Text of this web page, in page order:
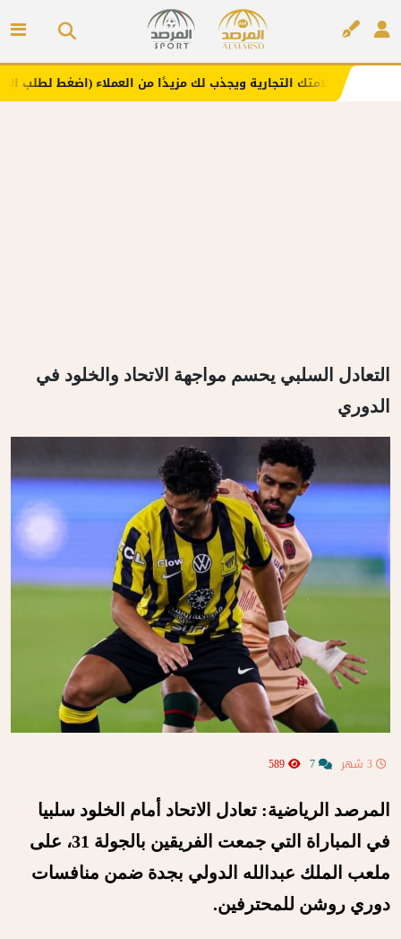
التجارية ويجذب لك مزيدًا من العملاء (اضغط لطلب الإعلان)
التعادل السلبي يحسم مواجهة الاتحاد والخلود في
الدوري
المرصد الرياضية: تعادل الاتحاد أمام الخلود سلبيا
في المباراة التي جمعت الفريقين بالجولة 31، على
ملعب الملك عبدالله الدولي بجدة ضمن منافسات
دوري روشن للمحترفين.